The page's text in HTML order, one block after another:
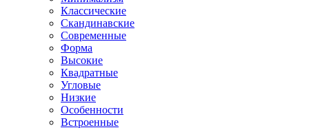
Классические
Скандинавские
Современные
Форма
Высокие
Квадратные
Угловые
Низкие
Особенности
Встроенные